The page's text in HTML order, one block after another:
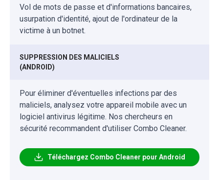
Vol de mots de passe et d'informations bancaires,
usurpation d'identité, ajout de l'ordinateur de la
victime à un botnet.
SUPPRESSION DES MALICIELS
(ANDROID)
Pour éliminer d'éventuelles infections par des
maliciels, analysez votre appareil mobile avec un
logiciel antivirus légitime. Nos chercheurs en
sécurité recommandent d'utiliser Combo Cleaner.
Téléchargez Combo Cleaner pour Android